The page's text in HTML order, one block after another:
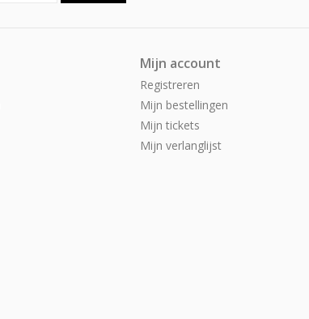
Mijn account
Registreren
Mijn bestellingen
Mijn tickets
Mijn verlanglijst